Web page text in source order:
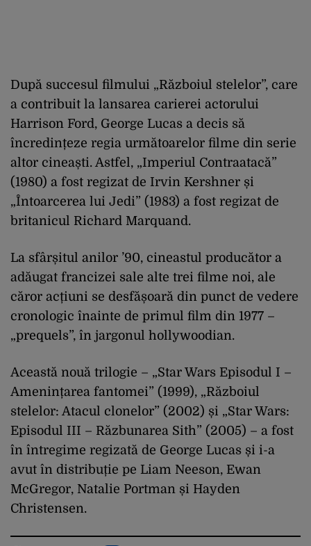
După succesul filmului „Războiul stelelor”, care
a contribuit la lansarea carierei actorului
Harrison Ford, George Lucas a decis să
încredințeze regia următoarelor filme din serie
altor cineaști. Astfel, „Imperiul Contraatacă”
(1980) a fost regizat de Irvin Kershner și
„Întoarcerea lui Jedi” (1983) a fost regizat de
britanicul Richard Marquand.
La sfârșitul anilor ’90, cineastul producător a
adăugat francizei sale alte trei filme noi, ale
căror acțiuni se desfășoară din punct de vedere
cronologic înainte de primul film din 1977 –
„prequels”, în jargonul hollywoodian.
Această nouă trilogie – „Star Wars Episodul I –
Amenințarea fantomei” (1999), „Războiul
stelelor: Atacul clonelor” (2002) și „Star Wars:
Episodul III – Răzbunarea Sith” (2005) – a fost
în întregime regizată de George Lucas și i-a
avut în distribuție pe Liam Neeson, Ewan
McGregor, Natalie Portman și Hayden
Christensen.